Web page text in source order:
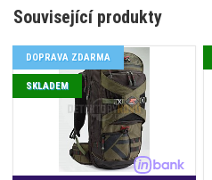
Související produkty
DOPRAVA ZDARMA
SKLADEM